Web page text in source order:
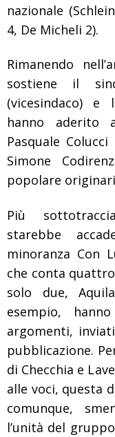
nazionale
4, De Micheli 2).
Rimanendo
sostiene il
(vicesindaco) e
hanno aderito
Pasquale
Simone
popolare
Più
starebbe
minoranza Con
che conta
solo due,
esempio,
argomenti,
pubblicazione.
di Checchia e
alle voci, questa
comunque,
l’unità del